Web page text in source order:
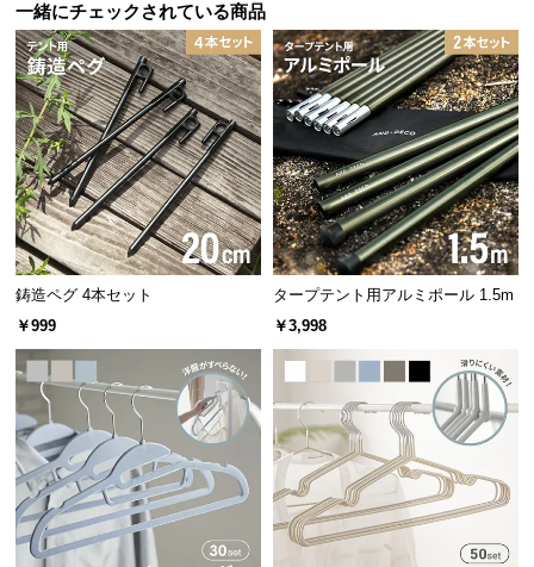
て
返
品・
キ
ャ
ン
セ
ル
に
つ
保
証
に
つ
い
て
一緒にチェックされている商品
鋳造ペグ 4本セット
￥999
タープテント用アルミポール 1.5m
￥3,998